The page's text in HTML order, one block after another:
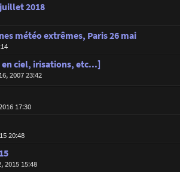
2018
météo extrêmes, Paris 26 mai
ciel, irisations, etc...]
2007 23:42
17:30
20:48
2015 15:48